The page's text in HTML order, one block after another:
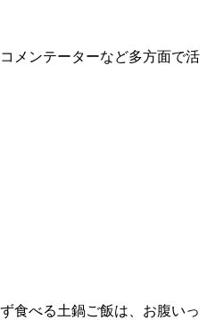
メンテーターなど多方面で活
食べる土鍋ご飯は、お腹いっ